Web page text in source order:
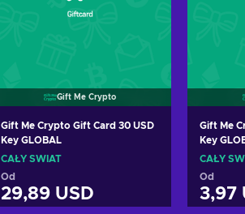
Gift Me Crypto
Gift Me Crypto Gift Card 30 USD
Key GLOBAL
CAŁY ŚWIAT
Od
29,89 USD
Gift Me
Key
CAŁY
Od
3,97